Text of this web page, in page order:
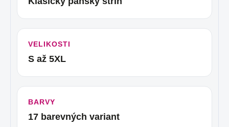
VELIKOSTI
S až 5XL
BARVY
17 barevných variant